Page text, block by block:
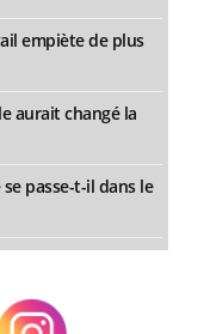
empiète de plus
aurait changé la
passe-t-il dans le